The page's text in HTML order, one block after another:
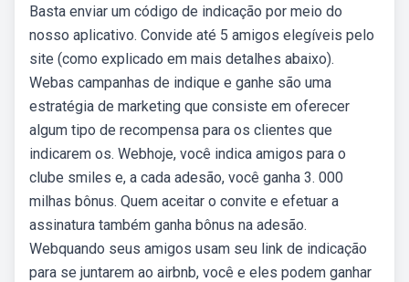
Basta enviar um código de indicação por meio do
nosso aplicativo. Convide até 5 amigos elegíveis pelo
site (como explicado em mais detalhes abaixo).
Webas campanhas de indique e ganhe são uma
estratégia de marketing que consiste em oferecer
algum tipo de recompensa para os clientes que
indicarem os. Webhoje, você indica amigos para o
clube smiles e, a cada adesão, você ganha 3. 000
milhas bônus. Quem aceitar o convite e efetuar a
assinatura também ganha bônus na adesão.
Webquando seus amigos usam seu link de indicação
para se juntarem ao airbnb, você e eles podem ganhar